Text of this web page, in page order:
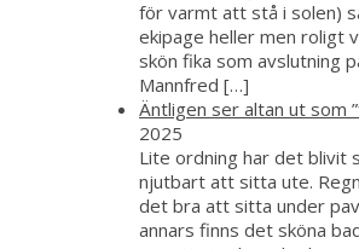
för varmt att stå i solen)
ekipage heller men roligt
skön fika som avslutning
Mannfred […]
Äntligen ser altan ut som
2025
Lite ordning har det blivit
njutbart att sitta ute.
det bra att sitta under
annars finns det sköna